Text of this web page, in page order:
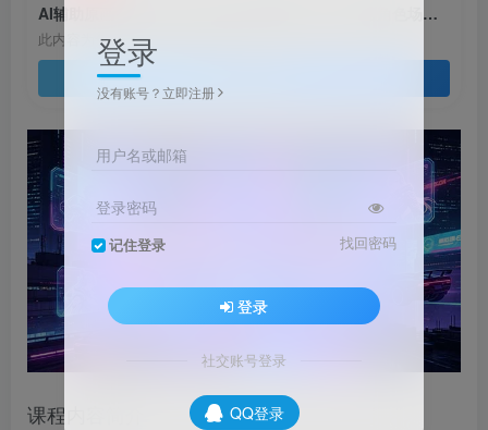
AI辅助原画设计课，MJ+SD+PS组合教学，多风格角色场景案例一站式学懂AI设计
此内容为免费资源，请登录后查看
课程内容简介
登录
没有账号？立即注册
用户名或邮箱
登录密码
记住登录 找回密码
登录
社交账号登录
QQ登录